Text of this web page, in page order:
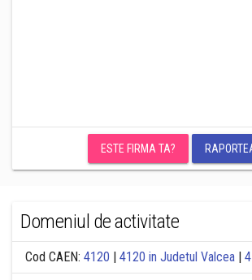
ESTE FIRMA TA?
Domeniul de activitate
Cod CAEN: 4120 | 4120 in Judetul Valcea |